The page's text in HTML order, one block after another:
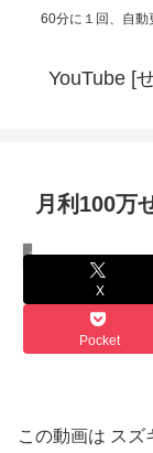
60分に１回、自動
YouTube [
月利100万
スズキのせどり物販チャ
X
Pocket
この動画は ス